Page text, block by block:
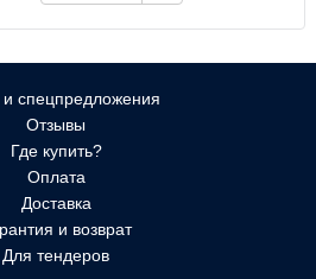
и спецпредложения
Отзывы
Где купить?
Оплата
Доставка
и возврат
Для тендеров